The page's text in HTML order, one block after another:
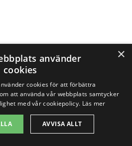
×
använder
cookies
cookies för att förbättra
att använda vår webbplats samtycker
med vår cookiepolicy. Läs mer
AVVISA ALLT